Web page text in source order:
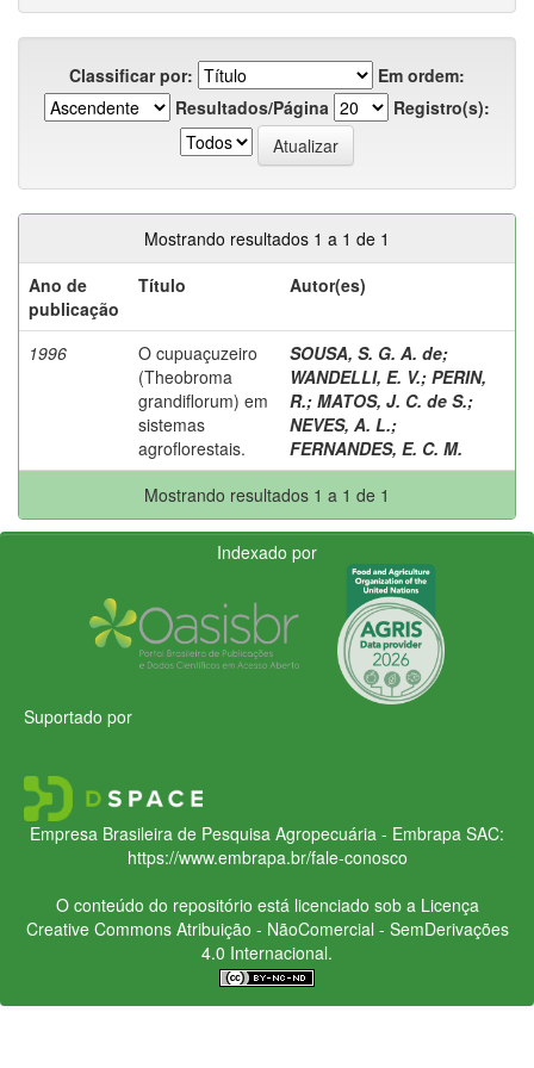
Classificar por:
Em ordem:
Resultados/Página
Registro(s):
Mostrando resultados 1 a 1 de 1
Ano de
publicação
Título Autor(es)
1996
O cupuaçuzeiro
(Theobroma
grandiflorum) em
sistemas
agroflorestais.
SOUSA, S. G. A. de;
WANDELLI, E. V.; PERIN,
R.; MATOS, J. C. de S.;
NEVES, A. L.;
FERNANDES, E. C. M.
Mostrando resultados 1 a 1 de 1
Indexado por
Suportado por
Empresa Brasileira de Pesquisa Agropecuária - Embrapa SAC:
https://www.embrapa.br/fale-conosco
O conteúdo do repositório está licenciado sob a Licença
Creative CommonsAtribuição - NãoComercial - SemDerivações
4.0 Internacional.